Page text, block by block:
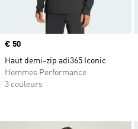
Prix
€ 50
Haut demi-zip adi365 Iconic
Hommes Performance
3 couleurs